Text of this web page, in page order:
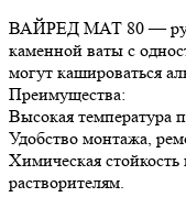
ВАЙРЕД МАТ 80 —
каменной ваты с
могут кашироваться
Преимущества:
Высокая температура
Удобство монтажа,
Химическая
растворителям.